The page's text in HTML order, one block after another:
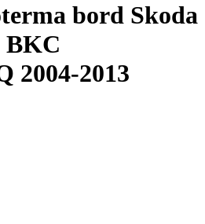
bord Skoda
BKC
2004-2013